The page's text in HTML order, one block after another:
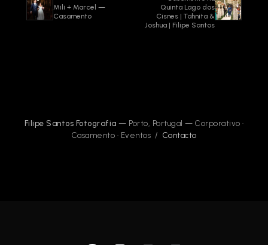
Mili + Marcel —
Casamento
Quinta Lago dos
Cisnes | Tahnita &
Joshua | Filipe Santos
Filipe Santos Fotografia — Porto, Portugal — Corporativo ·
Casamento · Eventos / Contacto